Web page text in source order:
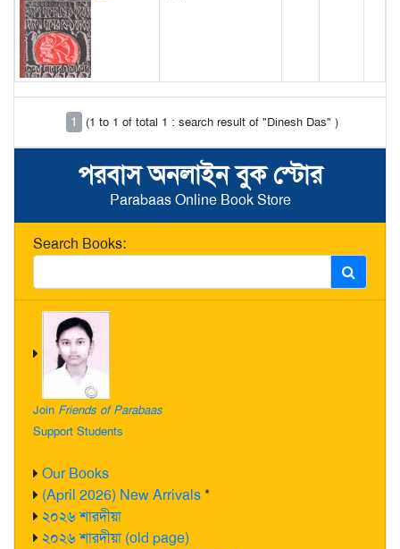
পরবাস অনলাইন বুক স্টোর
Parabaas Online Book Store
Search Books:
Join Friends of Parabaas
Support Students
Our Books
(April 2026) New Arrivals*
২০২৬ শারদীয়া
২০২৬ শারদীয়া (old page)
1 (1 to 1 of total 1 : search result of "Dinesh Das" )